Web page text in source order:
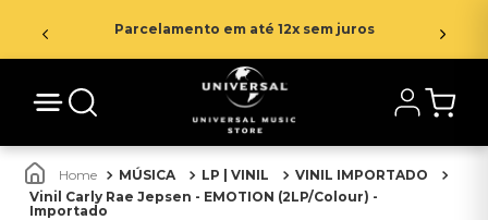
Parcelamento em até 12x sem juros
MÚSICA LP | VINIL
VINIL IMPORTADO
Vinil Carly Rae Jepsen - EMOTION (2LP/Colour) -
Importado